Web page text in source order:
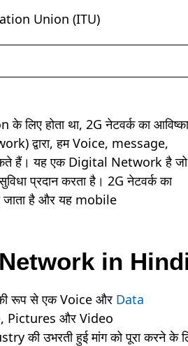
Union (ITU)
होता था, 2G नेटवर्क का
द्वारा, हम Voice, message,
हैं। यह एक Digital Network है जो
प्रदान करता है। 2G नेटवर्क का
है और यह mobile
in
रूप से एक Voice और Data
Pictures और Video
की उभरती हुई मांग को पूरा करने के